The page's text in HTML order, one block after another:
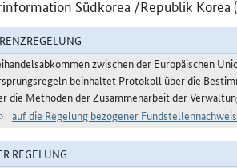
Südkorea /Republik Korea
zwischen der Europäischen
beinhaltet Protokoll über die
die Methoden der Zusammenarbeit der
auf die Regelung bezogener
REGELUNG